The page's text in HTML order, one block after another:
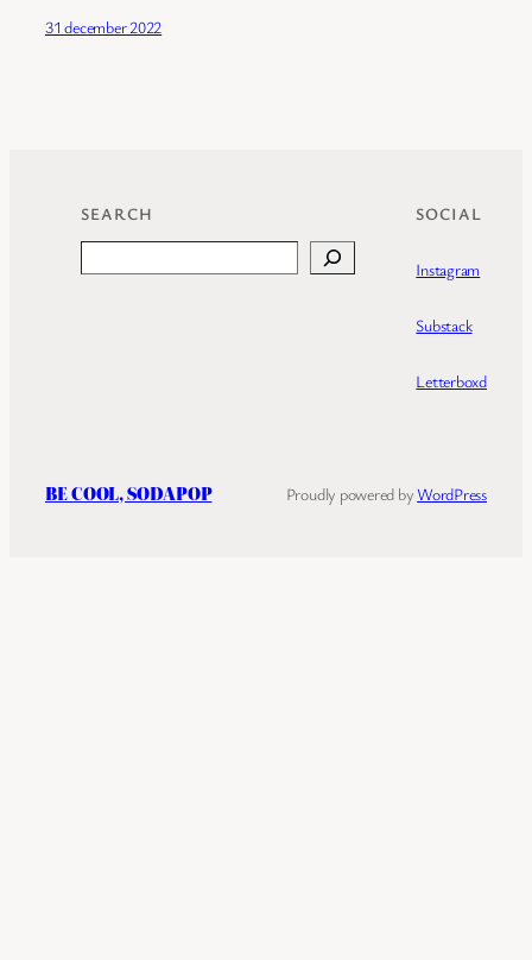
31 december 2022
SEARCH SOCIAL
Instagram
Substack
Letterboxd
BE COOL, SODAPOP Proudly powered byWordPress